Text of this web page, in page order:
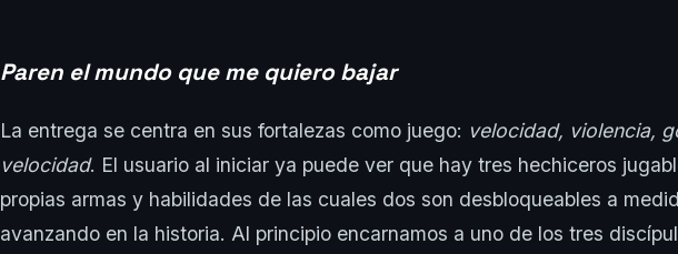
Paren el mundo que me quiero bajar
La entrega se centra en sus fortalezas como juego: velocidad, violencia,
velocidad. El usuario al iniciar ya puede ver que hay tres hechiceros
propias armas y habilidades de las cuales dos son desbloqueables a
avanzando en la historia. Al principio encarnamos a uno de los tres